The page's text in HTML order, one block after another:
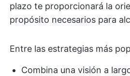
plazo te proporcionará la
propósito necesarios para
Entre las estrategias más
Combina una visión a